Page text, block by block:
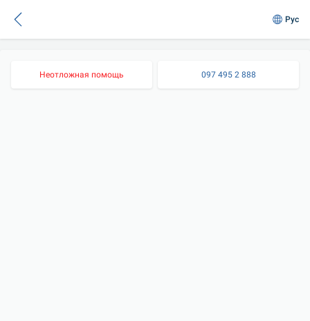
Рус
Неотложная помощь 097 495 2 888